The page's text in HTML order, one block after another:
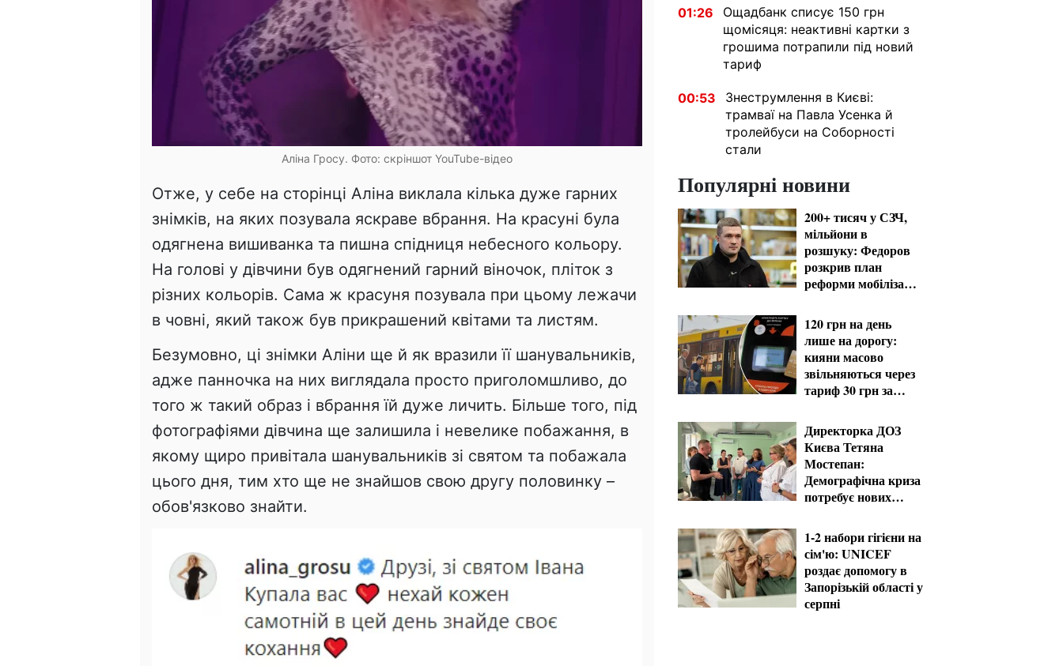
Аліна Гросу. Фото: скріншот YouTube-відео
Отже, у себе на сторінці Аліна виклала кілька дуже гарних
знімків, на яких позувала яскраве вбрання. На красуні була
одягнена вишиванка та пишна спідниця небесного кольору.
На голові у дівчини був одягнений гарний віночок, пліток з
різних кольорів. Сама ж красуня позувала при цьому лежачи
в човні, який також був прикрашений квітами та листям.
Безумовно, ці знімки Аліни ще й як вразили її шанувальників,
адже панночка на них виглядала просто приголомшливо, до
того ж такий образ і вбрання їй дуже личить. Більше того, під
фотографіями дівчина ще залишила і невелике побажання, в
якому щиро привітала шанувальників зі святом та побажала
цього дня, тим хто ще не знайшов свою другу половинку –
обов'язково знайти.
01:26
Ощадбанк списує 150 грн
щомісяця: неактивні картки з
грошима потрапили під новий
тариф
00:53
Знеструмлення в Києві:
трамваї на Павла Усенка й
тролейбуси на Соборності
стали
Популярні новини
200+ тисяч у СЗЧ,
мільйони в
розшуку: Федоров
розкрив план
реформи мобілізації
120 грн на день
лише на дорогу:
кияни масово
звільняються через
тариф 30 грн за
Директорка ДОЗ
Києва Тетяна
Мостепан:
Демографічна криза
потребує нових
1-2 набори гігієни на
сім'ю: UNICEF
роздає допомогу в
Запорізькій області у
серпні